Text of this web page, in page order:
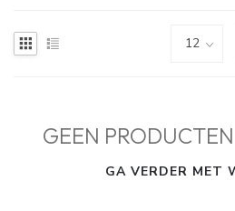
GEEN
GA VERDER MET